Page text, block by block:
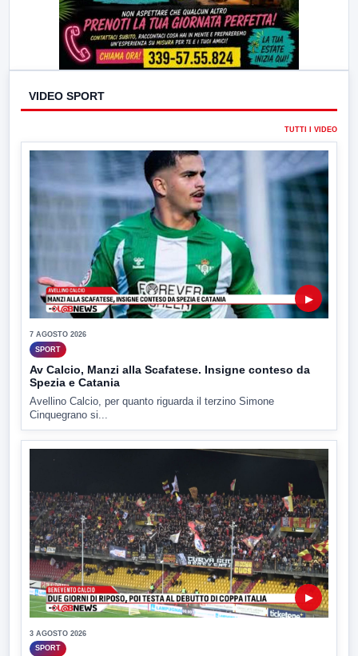
VIDEO SPORT
TUTTI I VIDEO
▶
7 AGOSTO 2026
SPORT
Av Calcio, Manzi alla Scafatese. Insigne conteso da
Spezia e Catania
Avellino Calcio, per quanto riguarda il terzino Simone
Cinquegrano si...
▶
3 AGOSTO 2026
SPORT